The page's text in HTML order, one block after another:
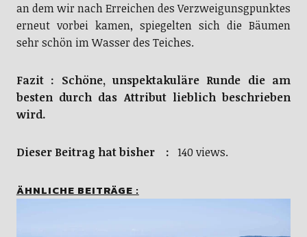
an dem wir nach Erreichen des Verzweigunsgpunktes
erneut vorbei kamen, spiegelten sich die Bäumen
sehr schön im Wasser des Teiches.
Fazit : Schöne, unspektakuläre Runde die am
besten durch das Attribut lieblich beschrieben
wird.
Dieser Beitrag hat bisher : 140 views.
ÄHNLICHE BEITRÄGE :